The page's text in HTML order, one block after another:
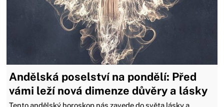
Andělská poselství na pondělí: Před
vámi leží nová dimenze důvěry a lásky
Tento andělský horoskop nás zavede do světa lásky a